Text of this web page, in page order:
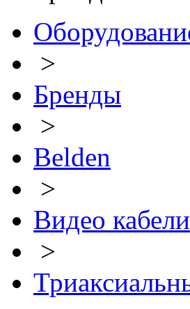
>
Бренды
>
Belden
>
Видео кабели
>